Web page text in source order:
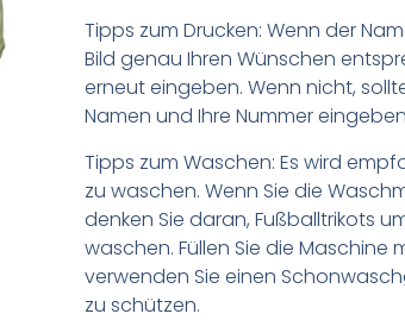
Tipps zum Drucken: Wenn der
Bild genau Ihren Wünschen
erneut eingeben. Wenn nicht,
Namen und Ihre Nummer
Tipps zum Waschen: Es wird
zu waschen. Wenn Sie die
denken Sie daran, Fußballtrikots
waschen. Füllen Sie die Maschine
verwenden Sie einen
zu schützen.